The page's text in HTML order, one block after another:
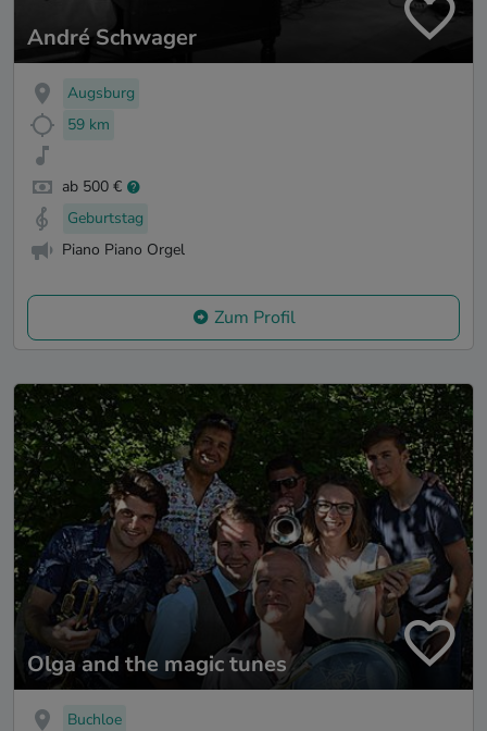
André Schwager
Augsburg
59 km
ab 500 €
Geburtstag
Piano Piano Orgel
Zum Profil
Olga and the magic tunes
Buchloe